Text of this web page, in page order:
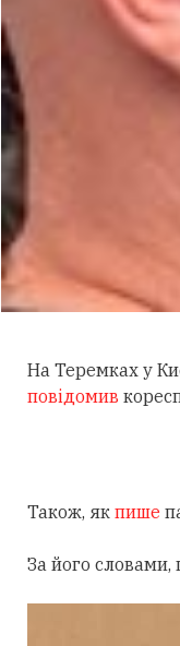
На Теремках у
повідомив
Також, як пише
За його